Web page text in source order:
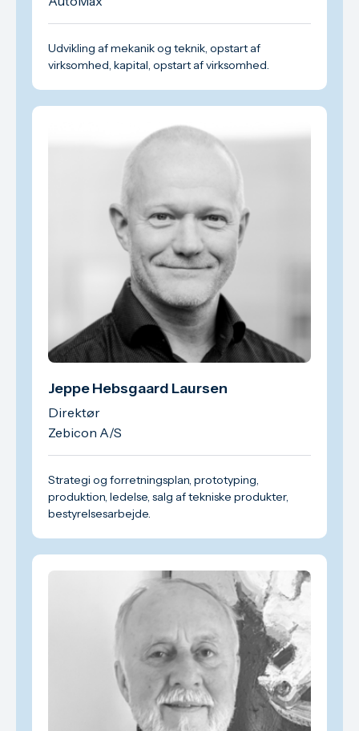
Udvikling af mekanik og teknik, opstart af
virksomhed, kapital, opstart af virksomhed.
Jeppe Hebsgaard Laursen
Direktør
Zebicon A/S
Strategi og forretningsplan, prototyping,
produktion, ledelse, salg af tekniske produkter,
bestyrelsesarbejde.